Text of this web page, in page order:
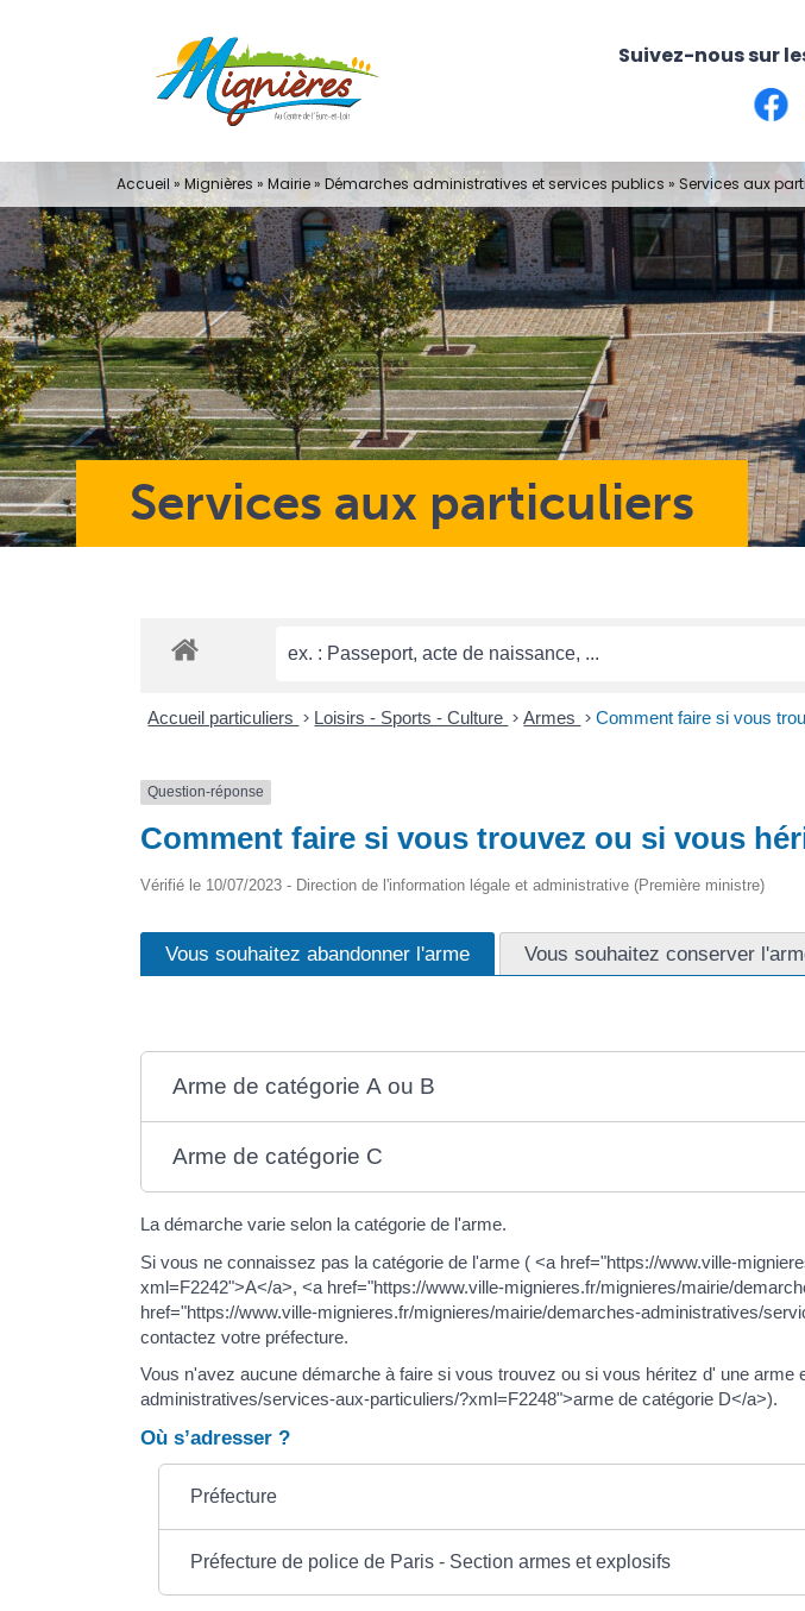
Services aux particuliers
Accueil » Mignières » Mairie» Démarches administratives et services publics » Services aux
Accueil particuliers > Loisirs - Sports - Culture > Armes > Comment faire si vous
Question-réponse
Comment faire si vous trouvez ou si vous
Vérifié le 10/07/2023 - Direction de l'information légale et administrative (Première ministre)
Vous souhaitez abandonner l'arme Vous souhaitez conserver
Arme de catégorie A ou B
Arme de catégorie C
La démarche varie selon la catégorie de l'arme.
Si vous ne connaissez pas la catégorie de l'arme ( <a href="https://www.ville-
xml=F2242">A</a>, <a href="https://www.ville-mignieres.fr/mignieres/mairie/
href="https://www.ville-mignieres.fr/mignieres/mairie/demarches-administratives/
contactez votre préfecture.
Vous n'avez aucune démarche à faire si vous trouvez ou si vous héritez d' une
administratives/services-aux-particuliers/?xml=F2248">arme de catégorie D</a>).
Où s’adresser ?
Préfecture
Préfecture de police de Paris - Section armes et explosifs